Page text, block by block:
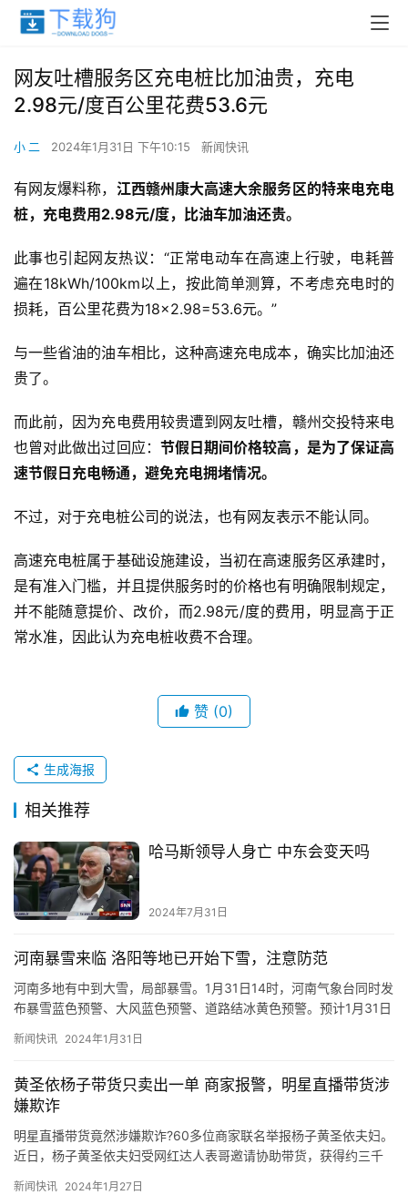
网友吐槽服务区充电桩比加油贵，充电
2.98元/度百公里花费53.6元
小 二 2024年1月31日 下午10:15 新闻快讯
有网友爆料称， 江西赣州康大高速大余服务区的特来电充电
桩，充电费用2.98元/度，比油车加油还贵。
此事也引起网友热议：“正常电动车在高速上行驶，电耗普
遍在18kWh/100km以上，按此简单测算，不考虑充电时的
损耗，百公里花费为18×2.98=53.6元。”
与一些省油的油车相比，这种高速充电成本，确实比加油还
贵了。
而此前，因为充电费用较贵遭到网友吐槽，赣州交投特来电
也曾对此做出过回应： 节假日期间价格较高，是为了保证高
速节假日充电畅通，避免充电拥堵情况。
不过，对于充电桩公司的说法，也有网友表示不能认同。
高速充电桩属于基础设施建设，当初在高速服务区承建时，
是有准入门槛，并且提供服务时的价格也有明确限制规定，
并不能随意提价、改价，而2.98元/度的费用，明显高于正
常水准，因此认为充电桩收费不合理。
赞 (0)
生成海报
相关推荐
哈马斯领导人身亡 中东会变天吗
2024年7月31日
河南暴雪来临 洛阳等地已开始下雪，注意防范
河南多地有中到大雪，局部暴雪。1月31日14时，河南气象台同时发
布暴雪蓝色预警、大风蓝色预警、道路结冰黄色预警。预计1月31日
新闻快讯 2024年1月31日
黄圣依杨子带货只卖出一单 商家报警，明星直播带货涉
嫌欺诈
明星直播带货竟然涉嫌欺诈?60多位商家联名举报杨子黄圣依夫妇。
近日，杨子黄圣依夫妇受网红达人表哥邀请协助带货，获得约三千
新闻快讯 2024年1月27日